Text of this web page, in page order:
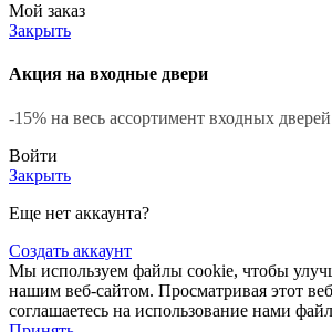
Мой заказ
Закрыть
Акция на входные двери
-15% на весь ассортимент входных дверей
Войти
Закрыть
Еще нет аккаунта?
Создать аккаунт
Мы используем файлы cookie, чтобы
нашим веб-сайтом. Просматривая этот
соглашаетесь на использование нами